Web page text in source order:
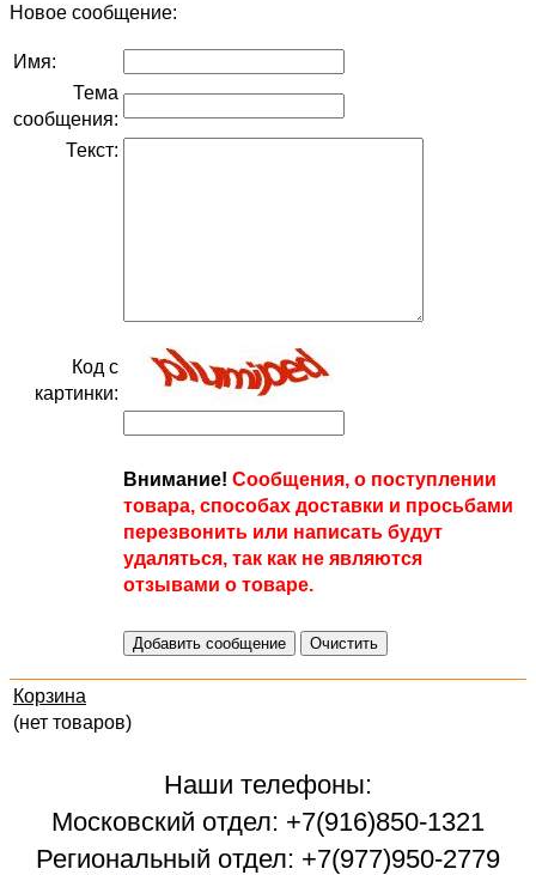
Новое сообщение:
Имя:
Тема
сообщения:
Текст:
Код с
картинки:
Внимание! Сообщения, о поступлении
товара, способах доставки и просьбами
перезвонить или написать будут
удаляться, так как не являются
отзывами о товаре.
Корзина
(нет товаров)
Наши телефоны:
Московский отдел: +7(916)850-1321
Региональный отдел: +7(977)950-2779